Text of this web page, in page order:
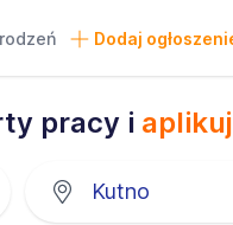
Dodaj
pracy i aplikuj